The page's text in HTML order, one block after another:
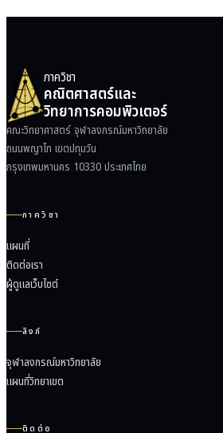
ภาควิชา
คณิตศาสตร์และ
วิทยาการคอมพิวเตอร์
คณะวิทยาศาสตร์ จุฬาลงกรณ์มหาวิทยาลัย
ถนนพญาไท เขตปทุมวัน
กรุงเทพมหานคร 10330 ประเทศไทย
ภาควิชา
แผนที่
ติดต่อเรา
ผู้ดูแลเว็บไซต์
ลิงก์
จุฬาลงกรณ์มหาวิทยาลัย
แผนที่วิทยาเขต
ติดต่อ